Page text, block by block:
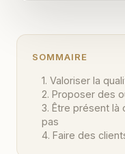
SOMMAIRE
1. Valoriser la
2. Proposer des
3. Être présent là
pas
4. Faire des